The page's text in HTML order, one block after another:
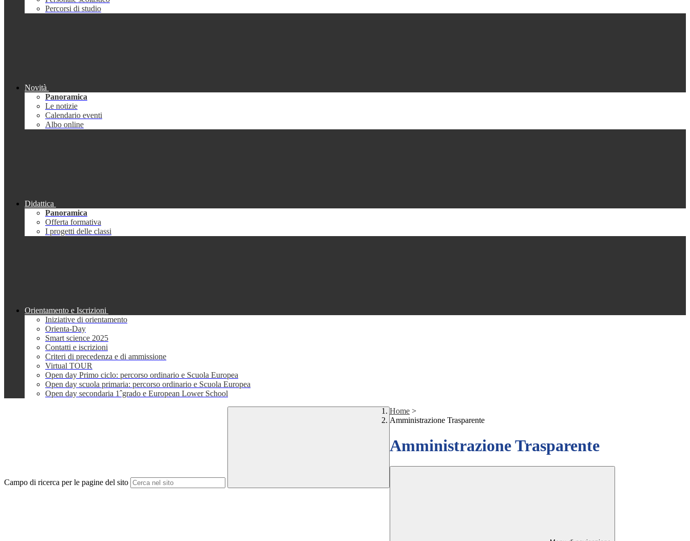
Percorsi di studio
Novità
Panoramica
Le notizie
Calendario eventi
Albo online
Didattica
Panoramica
Offerta formativa
I progetti delle classi
Orientamento e Iscrizioni
Iniziative di orientamento
Orienta-Day
Smart science 2025
Contatti e iscrizioni
Criteri di precedenza e di ammissione
Virtual TOUR
Open day Primo ciclo: percorso ordinario e Scuola Europea
Open day scuola primaria: percorso ordinario e Scuola Europea
Open day secondaria 1ˆgrado e European Lower School
Campo di ricerca per le pagine del sito
Home >
Amministrazione Trasparente
Amministrazione Trasparente